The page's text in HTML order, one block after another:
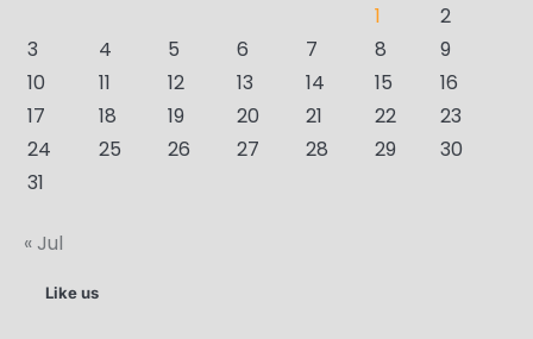
1
2
3
4 5 6 7 8
9
10
11 12 13 14 15
16
17
18 19 20 21 22
23
24
25 26 27 28 29
30
31
« Jul
Like us